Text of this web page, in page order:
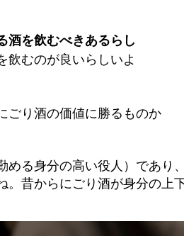
酒を飲むべきあるらし
むのが良いらしいよ
ごり酒の価値に勝るものか
る身分の高い役人）であり
。昔からにごり酒が身分の上